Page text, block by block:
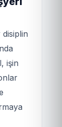
disiplin
işin